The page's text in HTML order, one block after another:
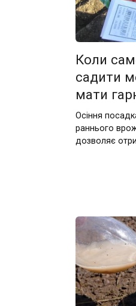
Коли
садити
мати
Осіння
раннього
дозволяє